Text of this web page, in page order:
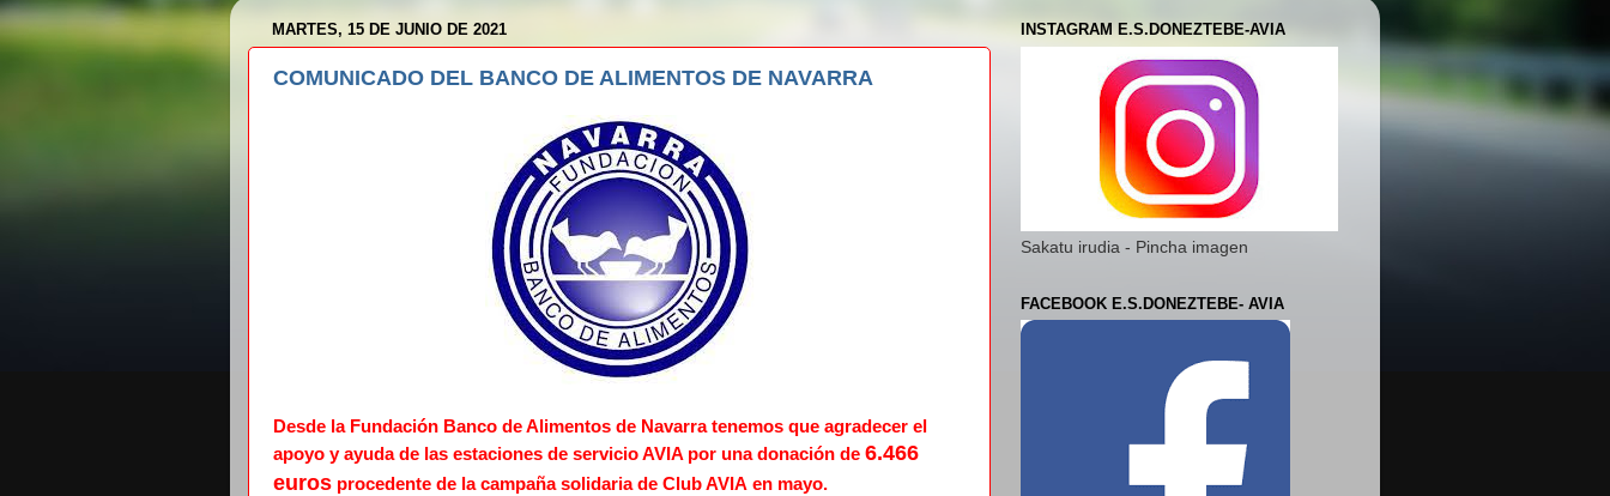
MARTES, 15 DE JUNIO DE 2021
COMUNICADO DEL BANCO DE ALIMENTOS DE NAVARRA
Desde la Fundación Banco de Alimentos de Navarra tenemos que agradecer el
apoyo y ayuda de las estaciones de servicio AVIA por unadonación de 6.466
euros procedente de lacampaña solidaria de Club AVIA en mayo.
INSTAGRAM E.S.DONEZTEBE-AVIA
Sakatu irudia - Pincha imagen
FACEBOOK E.S.DONEZTEBE- AVIA